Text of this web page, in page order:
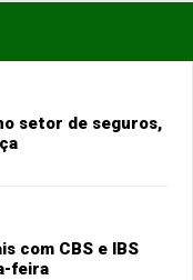
setor de seguros,
com CBS e IBS
feira